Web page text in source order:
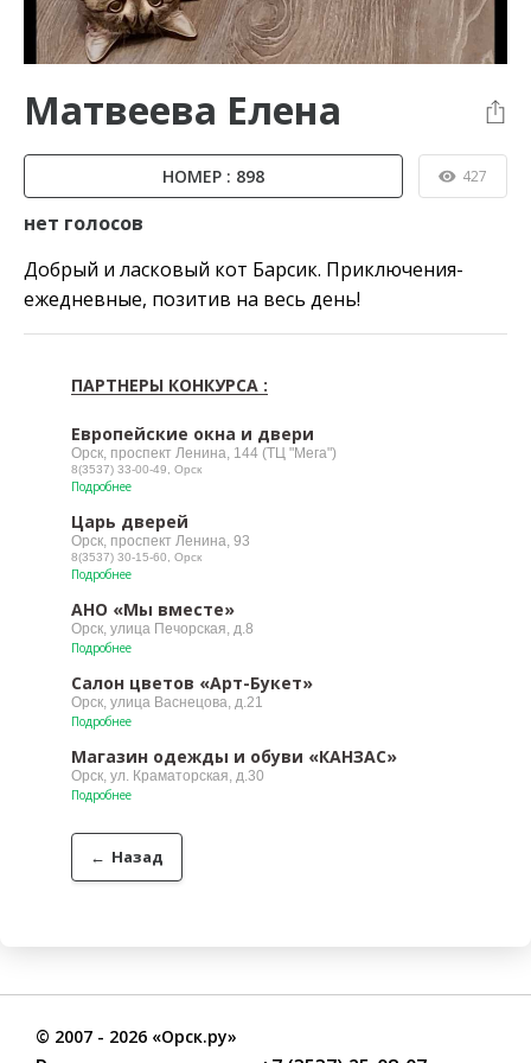
Матвеева Елена
НОМЕР : 898 427
нет голосов
Добрый и ласковый кот Барсик. Приключения-
ежедневные, позитив на весь день!
ПАРТНЕРЫ КОНКУРСА :
Европейские окна и двери
Орск, проспект Ленина, 144 (ТЦ "Мега")
8(3537) 33-00-49, Орск
Подробнее
Царь дверей
Орск, проспект Ленина, 93
8(3537) 30-15-60, Орск
Подробнее
АНО «Мы вместе»
Орск, улица Печорская, д.8
Подробнее
Салон цветов «Арт-Букет»
Орск, улица Васнецова, д.21
Подробнее
Магазин одежды и обуви «КАНЗАС»
Орск, ул. Краматорская, д.30
Подробнее
← Назад
© 2007 - 2026 «Орск.ру»